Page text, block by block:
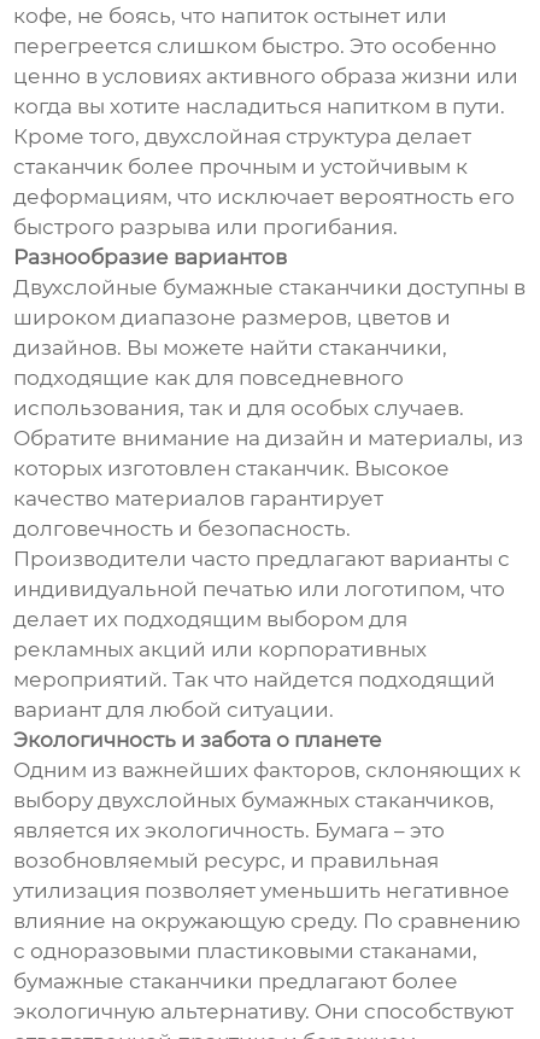
кофе, не боясь, что напиток остынет или
перегреется слишком быстро. Это особенно
ценно в условиях активного образа жизни или
когда вы хотите насладиться напитком в пути.
Кроме того, двухслойная структура делает
стаканчик более прочным и устойчивым к
деформациям, что исключает вероятность его
быстрого разрыва или прогибания.
Разнообразие вариантов
Двухслойные бумажные стаканчики доступны в
широком диапазоне размеров, цветов и
дизайнов. Вы можете найти стаканчики,
подходящие как для повседневного
использования, так и для особых случаев.
Обратите внимание на дизайн и материалы, из
которых изготовлен стаканчик. Высокое
качество материалов гарантирует
долговечность и безопасность.
Производители часто предлагают варианты с
индивидуальной печатью или логотипом, что
делает их подходящим выбором для
рекламных акций или корпоративных
мероприятий. Так что найдется подходящий
вариант для любой ситуации.
Экологичность и забота о планете
Одним из важнейших факторов, склоняющих к
выбору двухслойных бумажных стаканчиков,
является их экологичность. Бумага – это
возобновляемый ресурс, и правильная
утилизация позволяет уменьшить негативное
влияние на окружающую среду. По сравнению
с одноразовыми пластиковыми стаканами,
бумажные стаканчики предлагают более
экологичную альтернативу. Они способствуют